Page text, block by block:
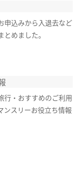
申込みから入退去など
めました。
行・おすすめのご利用
ンスリーお役立ち情報